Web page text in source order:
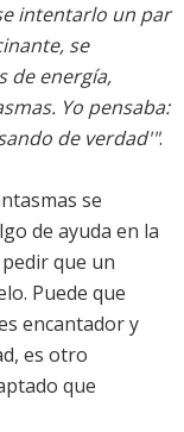
intentarlo un par
se
de energía,
Yo pensaba:
de verdad'".
se
de ayuda en la
que un
Puede que
encantador y
es otro
que